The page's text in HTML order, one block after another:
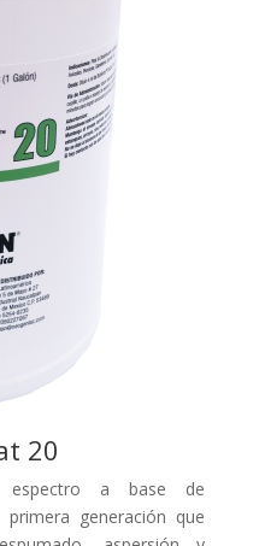
20
espectro a base de
generación que